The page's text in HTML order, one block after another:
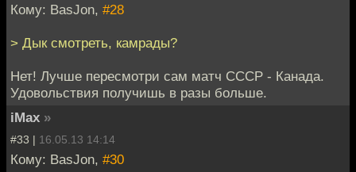
Кому: BasJon, #28
> Дык смотреть, камрады?
Нет! Лучше пересмотри сам матч СССР - Канада.
Удовольствия получишь в разы больше.
iMax »
#33 | 16.05.13 14:14
Кому: BasJon, #30